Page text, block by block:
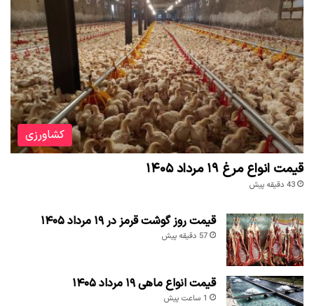
کشاورزی
قیمت انواع مرغ ۱۹ مرداد ۱۴۰۵
43 دقیقه پیش
قیمت روز گوشت قرمز در ۱۹ مرداد ۱۴۰۵
57 دقیقه پیش
قیمت انواع ماهی ۱۹ مرداد ۱۴۰۵
1 ساعت پیش